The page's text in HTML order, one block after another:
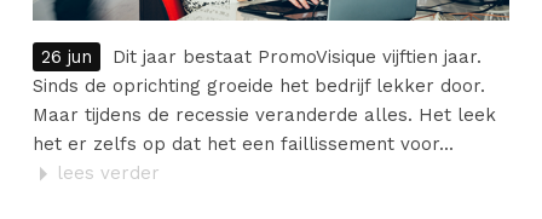
26 jun
Dit jaar bestaat PromoVisique vijftien jaar.
Sinds de oprichting groeide het bedrijf lekker door.
Maar tijdens de recessie veranderde alles. Het leek
het er zelfs op dat het een faillissement voor...
lees verder